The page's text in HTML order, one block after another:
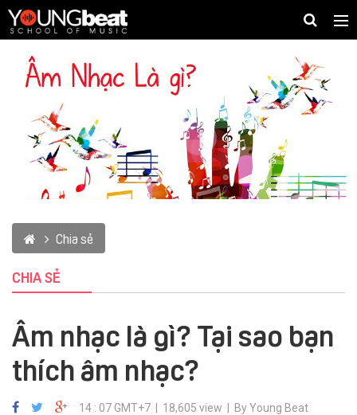
Chia sẻ
CHIA SẺ
Âm nhạc là gì? Tại sao bạn
thích âm nhạc?
14 : 07 GMT+7 | 18,605 view | By Young Beat